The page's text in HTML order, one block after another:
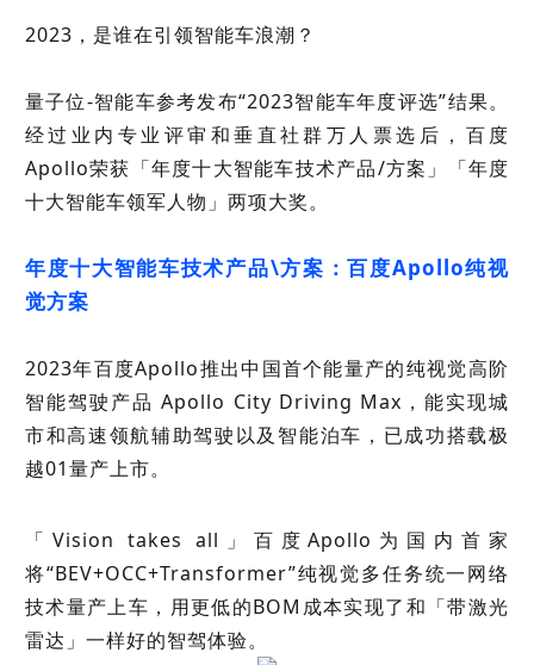
2023，是谁在引领智能车浪潮？
量子位-智能车参考发布“2023智能车年度评选”结果。
经过业内专业评审和垂直社群万人票选后，百度
Apollo荣获「年度十大智能车技术产品/方案」「年度
十大智能车领军人物」两项大奖。
年度十大智能车技术产品\方案：百度Apollo纯视
觉方案
2023年百度Apollo推出中国首个能量产的纯视觉高阶
智能驾驶产品 Apollo City Driving Max，能实现城
市和高速领航辅助驾驶以及智能泊车，已成功搭载极
越01量产上市。
「Vision takes all」百度Apollo为国内首家
将“BEV+OCC+Transformer”纯视觉多任务统一网络
技术量产上车，用更低的BOM成本实现了和「带激光
雷达」一样好的智驾体验。